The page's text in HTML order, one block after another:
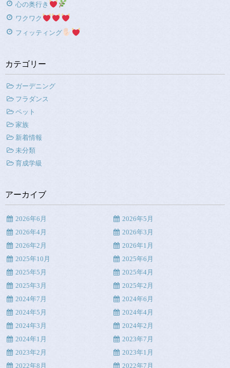
心の奥行き
ワクワク
フィッティング
カテゴリー
ガーデニング
フラダンス
ペット
家族
新着情報
未分類
育成学級
アーカイブ
2026年6月
2026年5月
2026年4月
2026年3月
2026年2月
2026年1月
2025年10月
2025年6月
2025年5月
2025年4月
2025年3月
2025年2月
2024年7月
2024年6月
2024年5月
2024年4月
2024年3月
2024年2月
2024年1月
2023年7月
2023年2月
2023年1月
2022年8月
2022年7月